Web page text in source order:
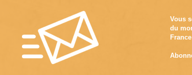
Vous
du